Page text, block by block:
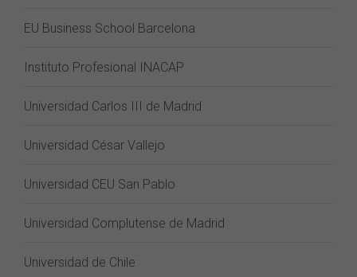
EU Business School Barcelona
Instituto Profesional INACAP
Universidad Carlos III de Madrid
Universidad César Vallejo
Universidad CEU San Pablo
Universidad Complutense de Madrid
Universidad de Chile